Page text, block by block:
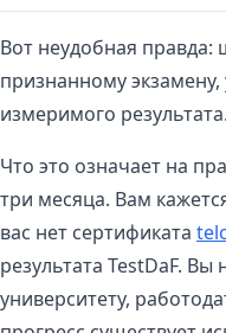
Вот неудобная правда:
признанному
измеримого результата.
Что это означает на
три месяца. Вам
вас нет сертификата telc
результата TestDaF.
университету,